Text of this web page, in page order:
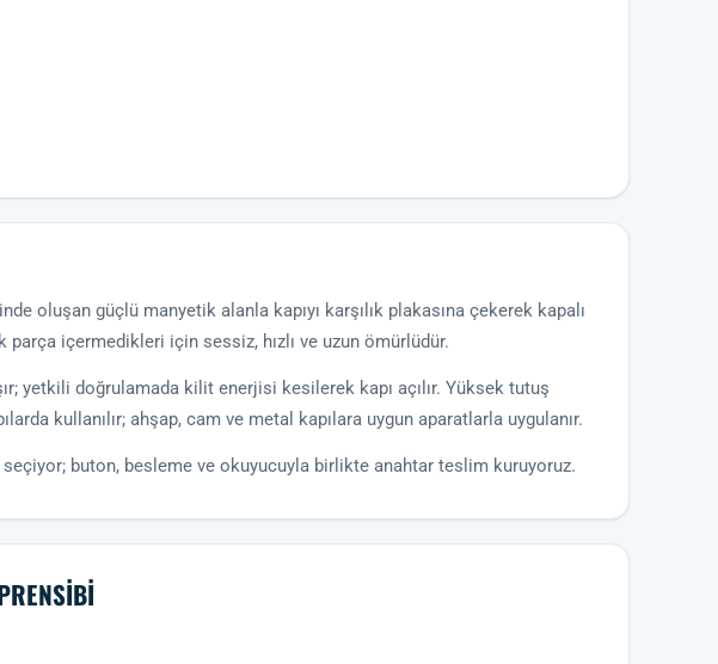
oluşan güçlü manyetik alanla kapıyı karşılık plakasına çekerek kapalı
içermedikleri için sessiz, hızlı ve uzun ömürlüdür.
yetkili doğrulamada kilit enerjisi kesilerek kapı açılır. Yüksek tutuş
kullanılır; ahşap, cam ve metal kapılara uygun aparatlarla uygulanır.
buton, besleme ve okuyucuyla birlikte anahtar teslim kuruyoruz.